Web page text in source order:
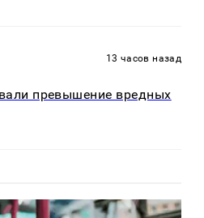
13 часов назад
превышение вредных